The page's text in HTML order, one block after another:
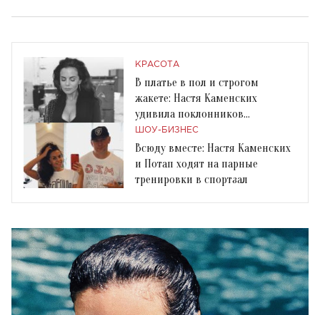
КРАСОТА
В платье в пол и строгом
жакете: Настя Каменских
удивила поклонников
сдержанным образом
ШОУ-БИЗНЕС
Всюду вместе: Настя Каменских
и Потап ходят на парные
тренировки в спортзал